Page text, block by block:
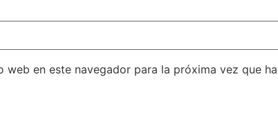
en este navegador para la próxima vez que